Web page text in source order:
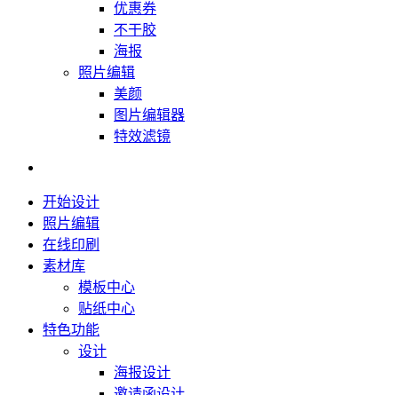
优惠券
不干胶
海报
照片编辑
美颜
图片编辑器
特效滤镜
开始设计
照片编辑
在线印刷
素材库
模板中心
贴纸中心
特色功能
设计
海报设计